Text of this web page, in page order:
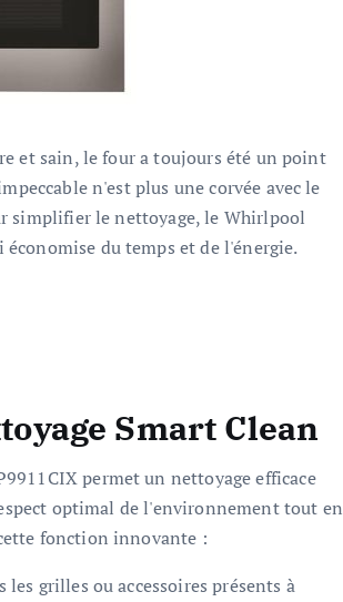
et sain, le four a toujours été un point
n'est plus une corvée avec le
simplifier le nettoyage, le Whirlpool
du temps et de l'énergie.
Smart Clean
permet un nettoyage efficace
optimal de l'environnement tout en
fonction innovante :
grilles ou accessoires présents à